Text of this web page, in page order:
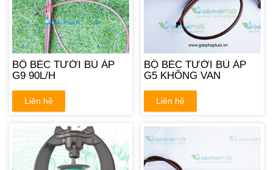
BỘ BÉC TƯỚI BÙ ÁP
G9 90L/H
Liên hệ
BỘ BÉC TƯỚI BÙ ÁP
G5 KHÔNG VAN
Liên hệ